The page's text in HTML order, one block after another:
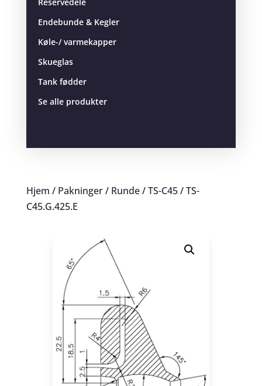
Endebunde & Kegler
Køle-/ varmekapper
Skueglas
Tank fødder
Se alle produkter
Hjem / Pakninger/ Runde/TS-C45/ TS-
C45.G.425.E